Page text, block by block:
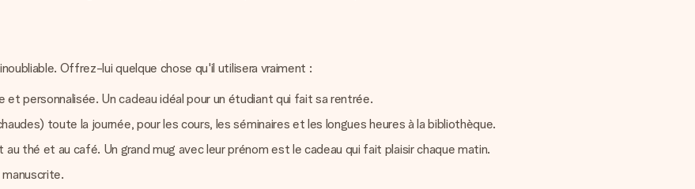
Offrez-lui quelque chose qu'il utilisera vraiment :
personnalisée. Un cadeau idéal pour un étudiant qui fait sa rentrée.
toute la journée, pour les cours, les séminaires et les longues heures à la bibliothèque.
thé et au café. Un grand mug avec leur prénom est le cadeau qui fait plaisir chaque matin.